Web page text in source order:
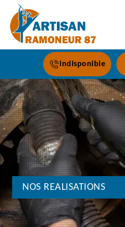
indisponible
NOS REALISATIONS